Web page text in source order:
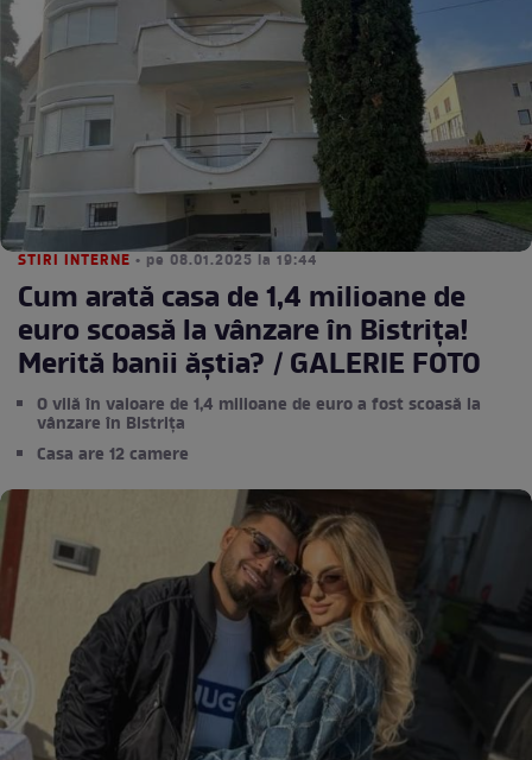
STIRI INTERNE • pe 08.01.2025 la 19:44
Cum arată casa de 1,4 milioane de
euro scoasă la vânzare în Bistrița!
Merită banii ăștia? / GALERIE FOTO
O vilă în valoare de 1,4 milioane de euro a fost scoasă la
vânzare în Bistrița
Casa are 12 camere